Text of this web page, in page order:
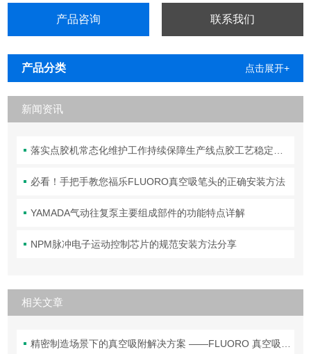
产品咨询 联系我们
产品分类 点击展开+
新闻资讯
落实点胶机常态化维护工作持续保障生产线点胶工艺稳定合规
必看！手把手教您福乐FLUORO真空吸笔头的正确安装方法
YAMADA气动往复泵主要组成部件的功能特点详解
NPM脉冲电子运动控制芯片的规范安装方法分享
相关文章
精密制造场景下的真空吸附解决方案 ——FLUORO 真空吸笔头技术解析